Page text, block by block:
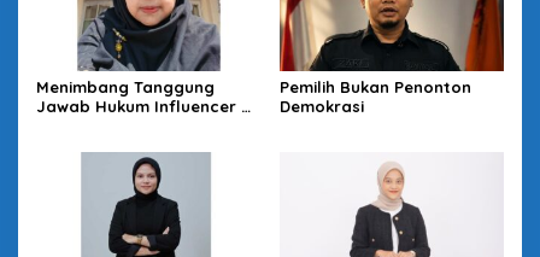
Menimbang Tanggung
Jawab Hukum Influencer di
Pemilih Bukan Penonton
Demokrasi